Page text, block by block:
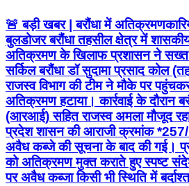
🚨 बड़ी खबर | बरौंधा में
बुलडोजर बरौंधा तहसील क्षेत्र में
अतिक्रमण के खिलाफ प्रशासन ने सख्त
सर्किल बरौंधा डॉ सुदामा प्रसाद कोल
राजस्व विभाग की टीम ने मौके पर
अतिक्रमण हटाया। कार्रवाई के दौरान
(आरआई) सहित राजस्व अमला मौजूद
प्रदेश शासन की आराजी क्रमांक
अवैध कब्जे की सूचना के बाद की गई।
को अतिक्रमण मुक्त कराते हुए स्पष्ट
पर अवैध कब्जा किसी भी स्थिति में